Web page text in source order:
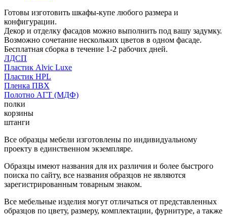
Готовы изготовить шкафы-купе любого размера и
конфигурации.
Декор и отделку фасадов можно выполнить под вашу задумку.
Возможно сочетание нескольких цветов в одном фасаде.
Бесплатная сборка в течение 1-2 рабочих дней.
ЛДСП
Пластик Alvic Luxe
Пластик HPL
Пленка ПВХ
Полотно АГТ (МДФ)
полки
корзины
штанги
Все образцы мебели изготовлены по индивидуальному
проекту в единственном экземпляре.
Образцы имеют названия для их различия и более быстрого
поиска по сайту, все названия образцов не являются
зарегистрированным товарным знаком.
Все мебельные изделия могут отличаться от представленных
образцов по цвету, размеру, комплектации, фурнитуре, а также